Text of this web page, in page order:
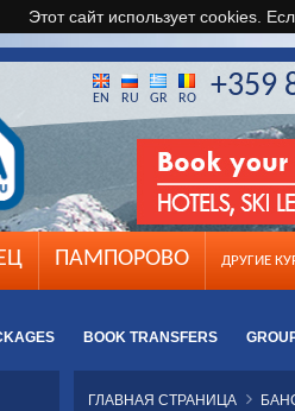
Этот сайт использует cookies.
ПАМПОРОВО ДРУГИЕ
BOOK TRANSFERS
EN RU GR RO +359
ГЛАВНАЯ СТРАНИЦА